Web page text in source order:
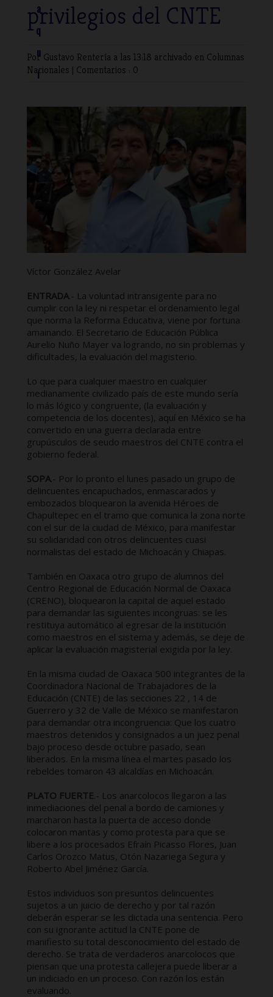
a
q
u
í
privilegios del CNTE
Por Gustavo Rentería a las 13:18 archivado en Columnas
Nacionales | Comentarios : 0
Víctor González Avelar
ENTRADA .- La voluntad intransigente para no
cumplir con la ley ni respetar el ordenamiento legal
que norma la Reforma Educativa, viene por fortuna
amainando. El Secretario de Educación Pública
Aurelio Nuño Mayer va logrando, no sin problemas y
dificultades, la evaluación del magisterio.
Lo que para cualquier maestro en cualquier
medianamente civilizado país de este mundo sería
lo más lógico y congruente, (la evaluación y
competencia de los docentes), aquí en México se ha
convertido en una guerra declarada entre
grupúsculos de seudo maestros del CNTE contra el
gobierno federal.
SOPA .- Por lo pronto el lunes pasado un grupo de
delincuentes encapuchados, enmascarados y
embozados bloquearon la avenida Héroes de
Chapultepec en el tramo que comunica la zona norte
con el sur de la ciudad de México, para manifestar
su solidaridad con otros delincuentes cuasi
normalistas del estado de Michoacán y Chiapas.
También en Oaxaca otro grupo de alumnos del
Centro Regional de Educación Normal de Oaxaca
(CRENO), bloquearon la capital de aquel estado
para demandar las siguientes incongruas: se les
restituya automático al egresar de la institución
como maestros en el sistema y además, se deje de
aplicar la evaluación magisterial exigida por la ley.
En la misma ciudad de Oaxaca 500 integrantes de la
Coordinadora Nacional de Trabajadores de la
Educación (CNTE) de las secciones 22 , 14 de
Guerrero y 32 de Valle de México se manifestaron
para demandar otra incongruencia: Que los cuatro
maestros detenidos y consignados a un juez penal
bajo proceso desde octubre pasado, sean
liberados. En la misma línea el martes pasado los
rebeldes tomaron 43 alcaldías en Michoacán.
PLATO FUERTE .- Los anarcolocos llegaron a las
inmediaciones del penal a bordo de camiones y
marcharon hasta la puerta de acceso donde
colocaron mantas y como protesta para que se
libere a los procesados Efraín Picasso Flores, Juan
Carlos Orozco Matus, Otón Nazariega Segura y
Roberto Abel Jiménez García.
Estos individuos son presuntos delincuentes
sujetos a un juicio de derecho y por tal razón
deberán esperar se les dictada una sentencia. Pero
con su ignorante actitud la CNTE pone de
manifiesto su total desconocimiento del estado de
derecho. Se trata de verdaderos anarcolocos que
piensan que una protesta callejera puede liberar a
un indiciado en un proceso. Con razón los están
evaluando.